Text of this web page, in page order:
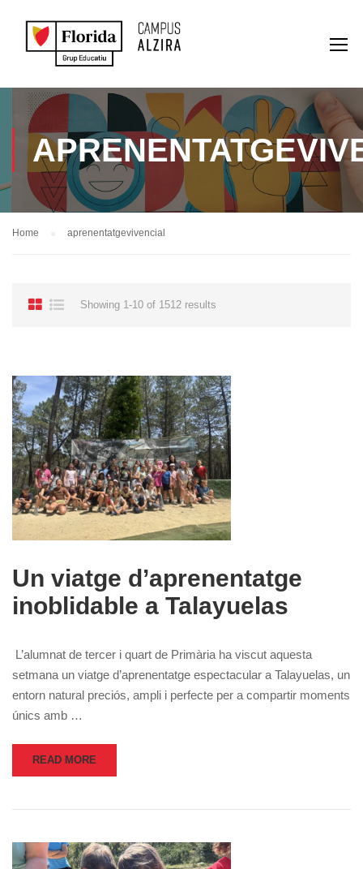
Home aprenentatgevivencial
Showing 1-10 of 1512 results
Un viatge d’aprenentatge
inoblidable a Talayuelas
L’alumnat de tercer i quart de Primària ha viscut aquesta
setmana un viatge d’aprenentatge espectacular a Talayuelas, un
entorn natural preciós, ampli i perfecte per a compartir moments
únics amb …
READ MORE